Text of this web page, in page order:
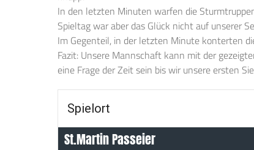
In den letzten Minuten warfen die
Spieltag war aber das Glück nicht auf unserer
Im Gegenteil, in der letzten Minute konterten
Fazit: Unsere Mannschaft kann mit der
eine Frage der Zeit sein bis wir unsere ersten
Spielort
St.Martin Passeier